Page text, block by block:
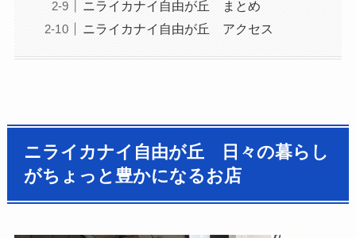
ニライカナイ自由が丘 まとめ
ニライカナイ自由が丘 アクセス
ニライカナイ自由が丘 日々の暮らし
がちょっと豊かになるお店